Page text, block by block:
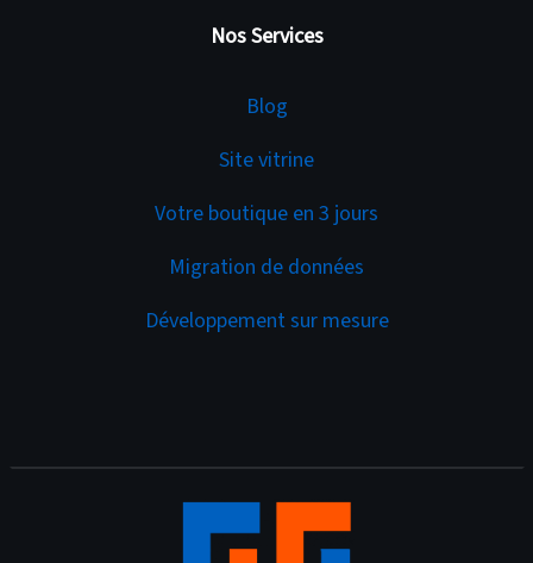
Nos Services
Blog
Site vitrine
Votre boutique en 3 jours
Migration de données
Développement sur mesure